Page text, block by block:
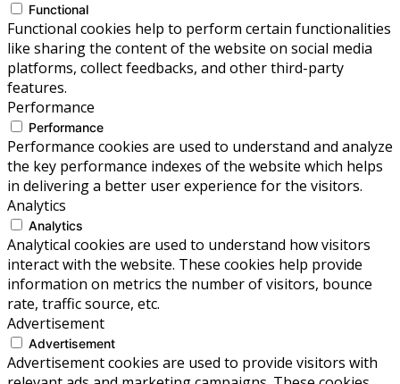
Functional
Functional cookies help to perform certain functionalities
like sharing the content of the website on social media
platforms, collect feedbacks, and other third-party
features.
Performance
Performance
Performance cookies are used to understand and analyze
the key performance indexes of the website which helps
in delivering a better user experience for the visitors.
Analytics
Analytics
Analytical cookies are used to understand how visitors
interact with the website. These cookies help provide
information on metrics the number of visitors, bounce
rate, traffic source, etc.
Advertisement
Advertisement
Advertisement cookies are used to provide visitors with